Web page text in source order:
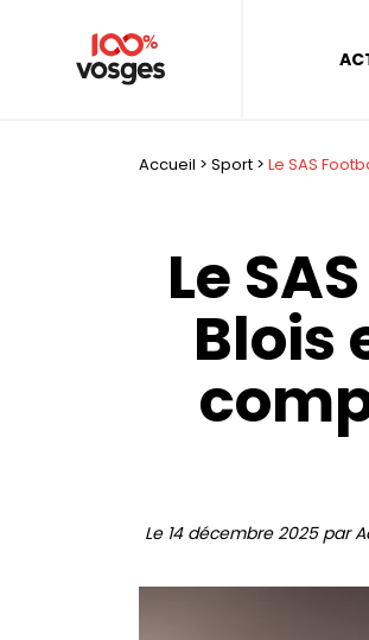
Accueil > Sport > Le SAS
Le
Blois
Le 14 décembre 2025 par